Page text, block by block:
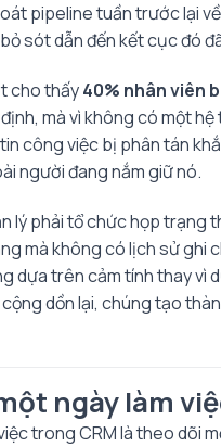
pipeline tuần trước lại
sót dẫn đến kết cục đó
cho thấy40% nhân viên
mà vì không có một
công việc bị phân tán
người đang nắm giữ nó.
lý phải tổ chức họp
mà không có lịch sử
dựa trên cảm tính thay
dồn lại, chúng tạo
ngày làm
trong CRM là theo dõi